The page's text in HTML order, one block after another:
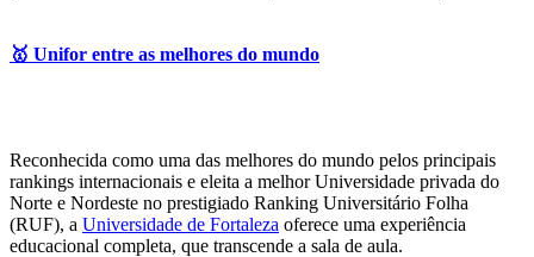
🥇 Unifor entre as melhores do mundo
Reconhecida como uma das melhores do mundo pelos principais
rankings internacionais e eleita a melhor Universidade privada do
Norte e Nordeste no prestigiado Ranking Universitário Folha
(RUF), a Universidade de Fortaleza oferece uma experiência
educacional completa, que transcende a sala de aula.